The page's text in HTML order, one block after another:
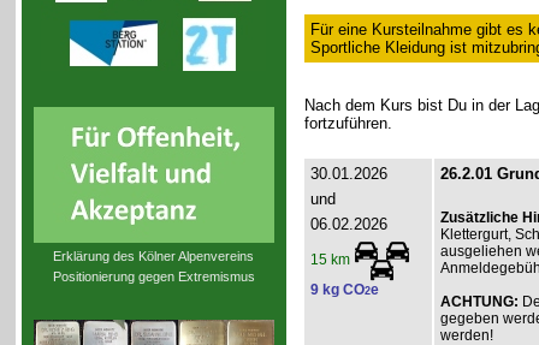
Erklärung des Kölner Alpenvereins
Positionierung gegen Extremismus
Für eine Kursteilnahme gibt es
Sportliche Kleidung ist
Nach dem Kurs bist Du in der
fortzuführen.
30.01.2026
und
06.02.2026
15 km
9 kg CO2e
26.2.01
Zusätzliche
Klettergurt,
ausgeliehen
ACHTUNG:
gegeben
werden!